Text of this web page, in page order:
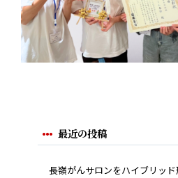
最近の投稿
長嶺がんサロンをハイブリッ